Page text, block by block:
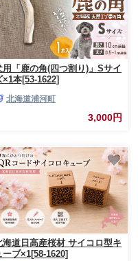
用「鹿の角(四つ割り)」Sサイ
×1本[53-1622]
北海道浦河町
3,000円
海道日高産桜材 サイコロ型キ
ーブ×1[58-1620]